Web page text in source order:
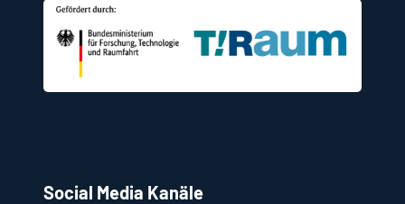
Social Media Kanäle